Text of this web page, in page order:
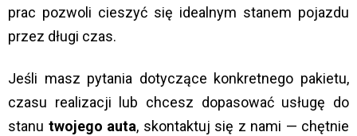
prac pozwoli cieszyć się idealnym stanem pojazdu
przez długi czas.
Jeśli masz pytania dotyczące konkretnego pakietu,
czasu realizacji lub chcesz dopasować usługę do
stanu twojego auta, skontaktuj się z nami — chętnie